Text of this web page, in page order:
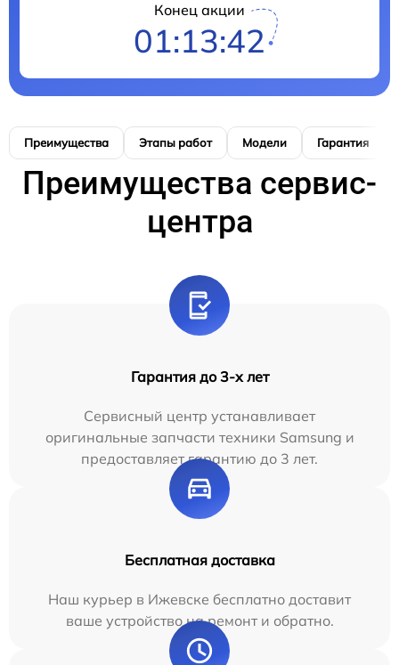
Конец акции
01:13:41
Преимущества Этапы работ Модели Гарантия
Преимущества сервис-
центра
Гарантия до 3-х лет
Сервисный центр устанавливает
оригинальные запчасти техники Samsung и
предоставляет гарантию до 3 лет.
Бесплатная доставка
Наш курьер в Ижевске бесплатно доставит
ваше устройство на ремонт и обратно.